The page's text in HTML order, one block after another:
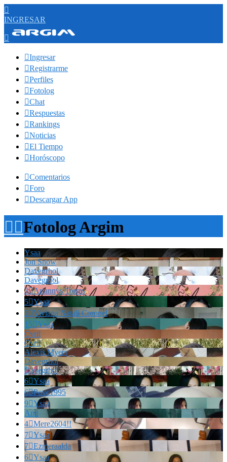

INGRESAR

Ingresar
Registrarme
Perfiles
Fotolog
Chat
Respuestas
Rankings
Noticias
El Tiempo
Horóscopo
Comentarios
Foro
Descargar App
Fotolog Argim
Ysaa
Jon Snow
Davegrhol
Davegrhol
3Ariannys Torres
5Ysaa
2Viviana Natali Coronel
15Ysaa
Cvril
Cvril
Alexis Myers
Davegrhol
Davegrhol
6Ysaa
6Povc1995
9Ysaa
And
4Mere2604!!
7Ysaa
7Ezmeraalda
6Ysaa